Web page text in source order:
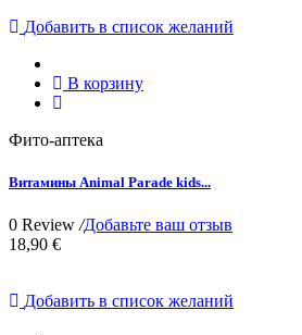
Добавить в список желаний
В корзину
Фито-аптека
Витамины Animal Parade kids...
0 Review /Добавьте ваш отзыв
18,90 €
Добавить в список желаний